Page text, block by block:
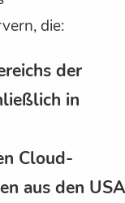
die:
der
in
Cloud-
aus den